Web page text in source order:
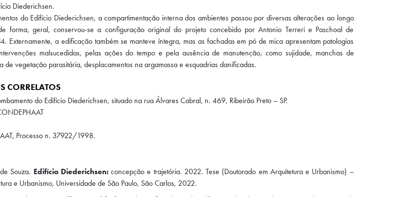
Diederichsen.
do Edifício Diederichsen, a compartimentação interna dos ambientes passou por diversas alterações ao longo
forma, geral, conservou-se a configuração original do projeto concebido por Antonio Terreri e Paschoal de
Externamente, a edificação também se manteve íntegra, mas as fachadas em pó de mica apresentam patologias
malsucedidas, pelas ações do tempo e pela ausência de manutenção, como sujidade, manchas de
de vegetação parasitária, desplacamentos na argamassa e esquadrias danificadas.
CORRELATOS
do Edifício Diederichsen, situado na rua Álvares Cabral, n. 469, Ribeirão Preto – SP.
Processo n. 37922/1998.
Souza. Edifício Diederichsen: concepção e trajetória. 2022. Tese (Doutorado em Arquitetura e Urbanismo) –
e Urbanismo, Universidade de São Paulo, São Carlos, 2022.